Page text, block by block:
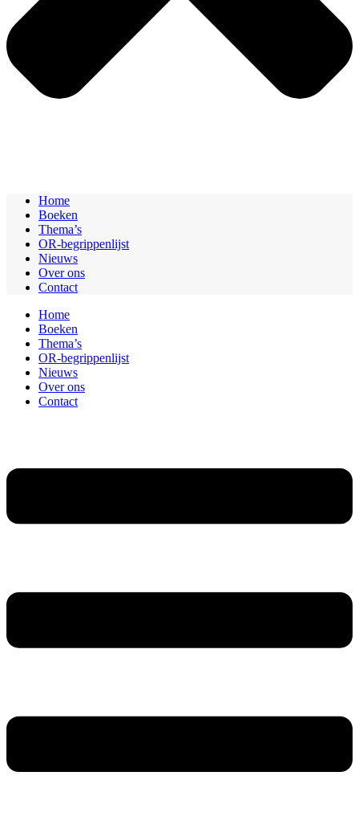
Home
Boeken
Thema’s
OR-begrippenlijst
Nieuws
Over ons
Contact
Home
Boeken
Thema’s
OR-begrippenlijst
Nieuws
Over ons
Contact